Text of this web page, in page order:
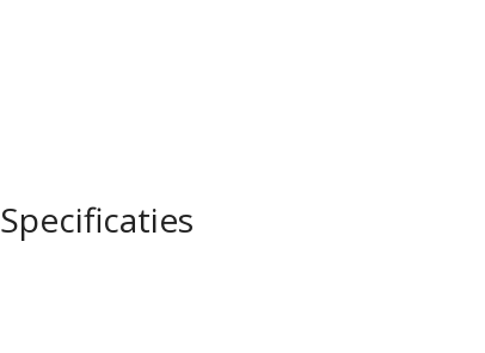
Specificaties